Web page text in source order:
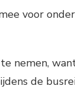
voor
nemen,
de